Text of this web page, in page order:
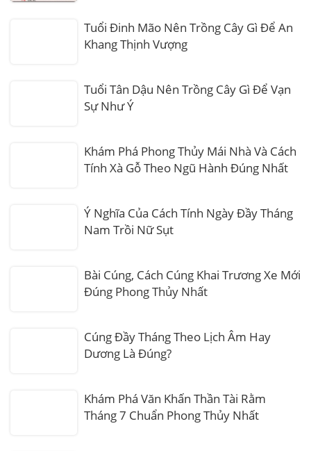
Tuổi Đinh Mão Nên Trồng Cây Gì Để An
Khang Thịnh Vượng
Tuổi Tân Dậu Nên Trồng Cây Gì Để Vạn
Sự Như Ý
Khám Phá Phong Thủy Mái Nhà Và Cách
Tính Xà Gỗ Theo Ngũ Hành Đúng Nhất
Ý Nghĩa Của Cách Tính Ngày Đầy Tháng
Nam Trồi Nữ Sụt
Bài Cúng, Cách Cúng Khai Trương Xe Mới
Đúng Phong Thủy Nhất
Cúng Đầy Tháng Theo Lịch Âm Hay
Dương Là Đúng?
Khám Phá Văn Khấn Thần Tài Rằm
Tháng 7 Chuẩn Phong Thủy Nhất